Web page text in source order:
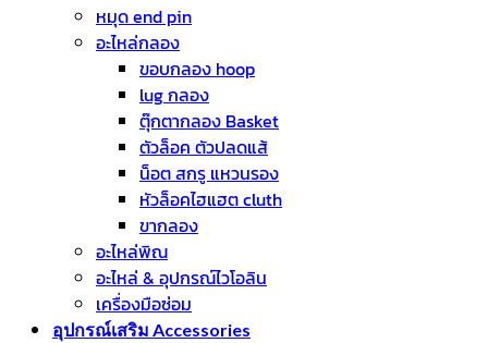
หมุด end pin
อะไหล่กลอง
ขอบกลอง hoop
lug กลอง
ตุ๊กตากลอง Basket
ตัวล็อค ตัวปลดแส้
น็อต สกรู แหวนรอง
หัวล็อคไฮแฮต cluth
ขากลอง
อะไหล่พิณ
อะไหล่ & อุปกรณ์ไวโอลิน
เครื่องมือซ่อม
อุปกรณ์เสริม Accessories